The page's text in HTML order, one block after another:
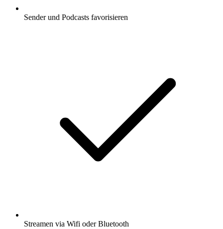
Sender und Podcasts favorisieren
Streamen via Wifi oder Bluetooth